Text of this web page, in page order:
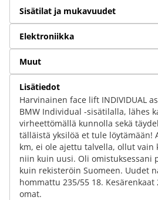
Sisätilat ja mukavuudet
Elektroniikka
Muut
Lisätiedot
Harvinainen face lift INDIVIDUAL
BMW Individual -sisätilalla, lähes
virheettömällä kunnolla sekä
tälläistä yksilöä et tule löytämään!
km, ei ole ajettu talvella, ollut vain
niin kuin uusi. Oli omistuksessani
kuin rekisteröin Suomeen. Uudet
hommattu 235/55 18.
omat.